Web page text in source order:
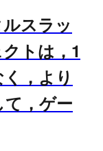
スラッ
トは，1
，より
，ゲー